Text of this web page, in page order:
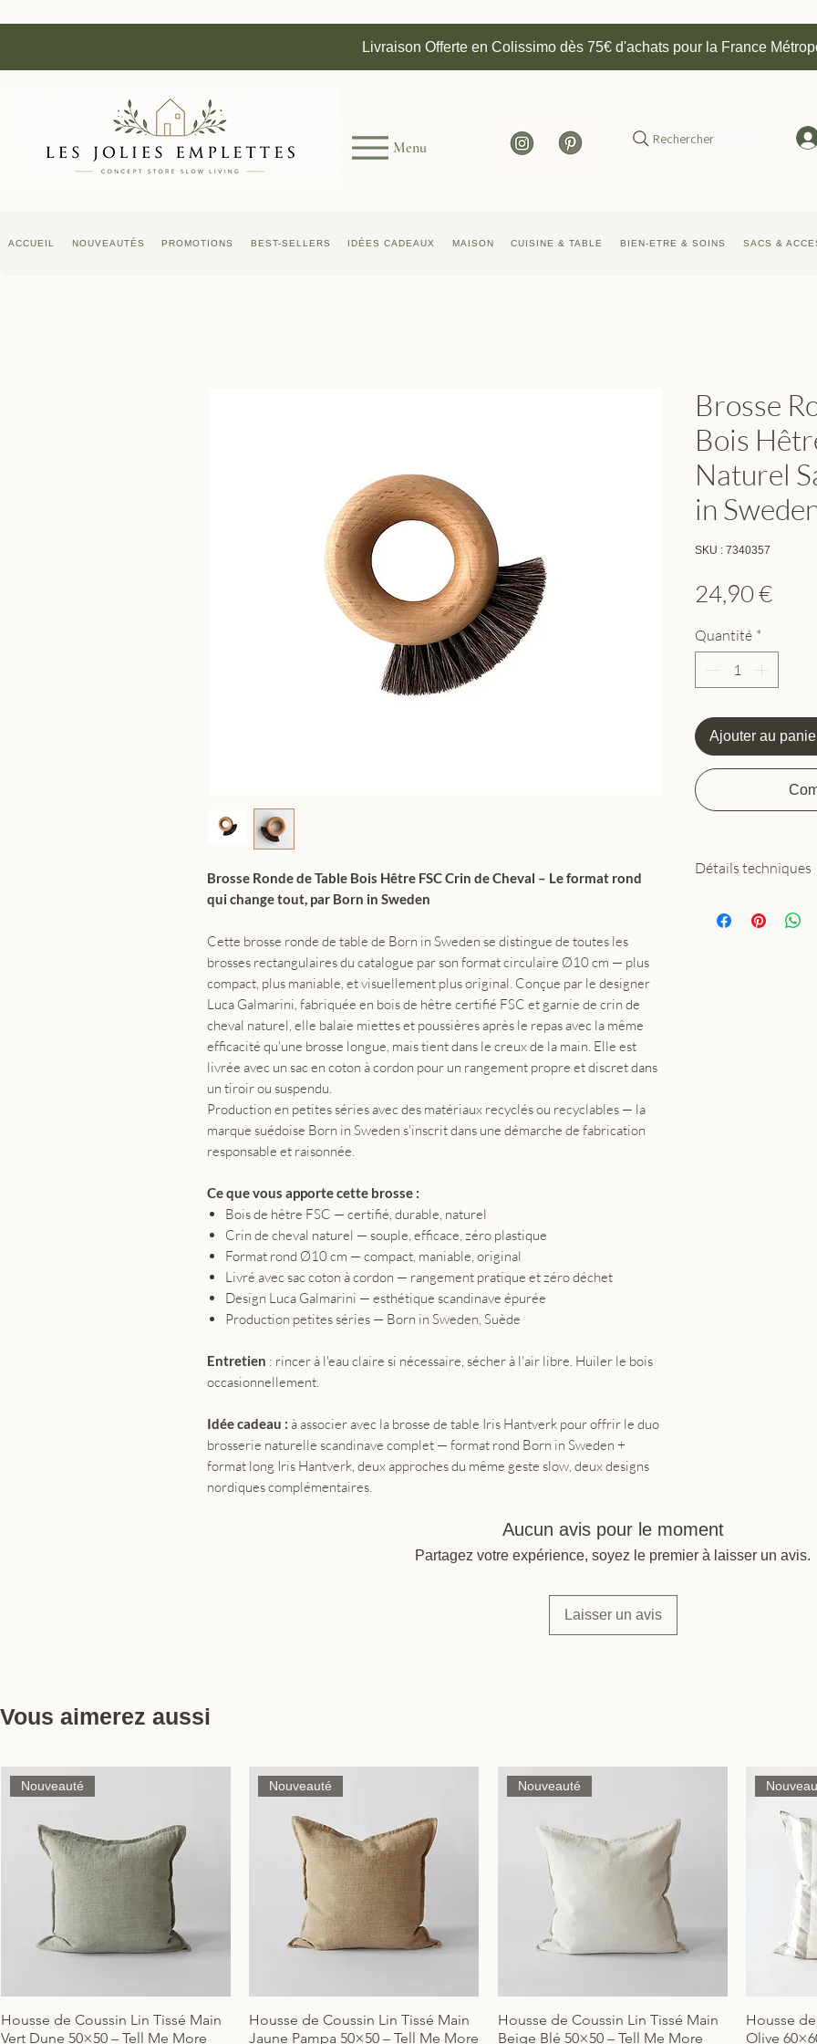
Livraison Offerte en Colissimo dès 75€ d'achats pour la France
Menu Rechercher
ACCUEIL NOUVEAUTÉS PROMOTIONS BEST-SELLERS IDÉES CADEAUX MAISON CUISINE & TABLE BIEN-ETRE & SOINS SACS &
Brosse Ronde de Table Bois Hêtre FSC Crin de Cheval – Le format rond
qui change tout, par Born in Sweden
Cette brosse ronde de table de Born in Sweden se distingue de toutes les
brosses rectangulaires du catalogue par son format circulaire Ø10 cm — plus
compact, plus maniable, et visuellement plus original. Conçue par le designer
Luca Galmarini, fabriquée en bois de hêtre certifié FSC et garnie de crin de
cheval naturel, elle balaie miettes et poussières après le repas avec la même
efficacité qu'une brosse longue, mais tient dans le creux de la main. Elle est
livrée avec un sac en coton à cordon pour un rangement propre et discret dans
un tiroir ou suspendu.
Production en petites séries avec des matériaux recyclés ou recyclables — la
marque suédoise Born in Sweden s'inscrit dans une démarche de fabrication
responsable et raisonnée.
Ce que vous apporte cette brosse :
Bois de hêtre FSC — certifié, durable, naturel
Crin de cheval naturel — souple, efficace, zéro plastique
Format rond Ø10 cm — compact, maniable, original
Livré avec sac coton à cordon — rangement pratique et zéro déchet
Design Luca Galmarini — esthétique scandinave épurée
Production petites séries — Born in Sweden, Suède
Entretien : rincer à l'eau claire si nécessaire, sécher à l'air libre. Huiler le bois
occasionnellement.
Idée cadeau : à associer avec la brosse de table Iris Hantverk pour offrir le duo
brosserie naturelle scandinave complet — format rond Born in Sweden +
format long Iris Hantverk, deux approches du même geste slow, deux designs
nordiques complémentaires.
Brosse
Bois
Naturel
in
SKU : 7340357
24,90 €Prix
Quantité *
Ajouter au
Détails techniques
Dimensions :
Aucun avis pour le moment
Partagez votre expérience, soyez le premier à laisser un avis.
Laisser un avis
Vous aimerez aussi
Aperçu rapide
Nouveauté
Housse de Coussin Lin Tissé Main
Vert Dune 50×50 – Tell Me More
Aperçu rapide
Nouveauté
Housse de Coussin Lin Tissé Main
Jaune Pampa 50×50 – Tell Me More
Aperçu rapide
Nouveauté
Housse de Coussin Lin Tissé Main
Beige Blé 50×50 – Tell Me More
Housse
Olive